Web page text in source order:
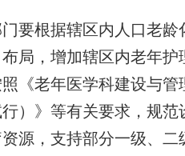
根据辖区内人口老龄
局，增加辖区内老年
《老年医学科建设与
）》等有关要求，规
源，支持部分一级、